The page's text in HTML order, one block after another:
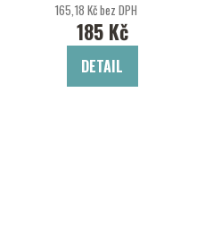
165,18 Kč bez DPH
185 Kč
DETAIL